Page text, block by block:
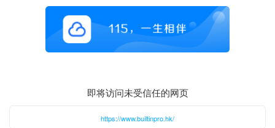
即将访问未受信任的网页
https://www.builtinpro.hk/